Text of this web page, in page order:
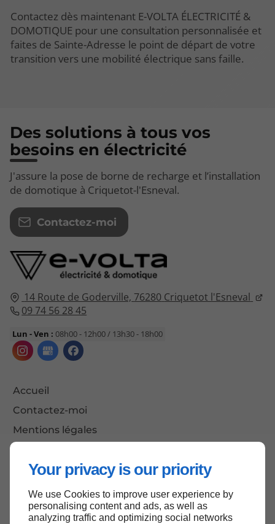
Your privacy is our priority
We use Cookies to improve user experience by
personalising content and ads, as well as
analyzing traffic and optimizing social networks
Contactez dès maintenant E-VOLTA ÉLECTRICITÉ &
DOMOTIQUE pour une consultation personnalisée et
faites de Sainte-Adresse le point de départ de votre
transition vers une mobilité électrique sans faille.
14 Route de Goderville, 76280 Criquetot l'Esneval
09 74 56 28 45
Lun - Ven : 08h00 - 12h00 / 13h30 - 18h00
Accueil
Contactez-moi
Mentions légales
Des solutions à tous vos
besoins en électricité
J'assure la pose de borne de recharge et l’installation
de domotique à Criquetot-l'Esneval.
Contactez-moi
Haut de page